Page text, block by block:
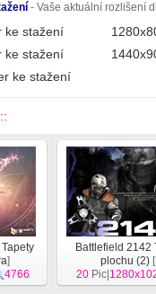
- Vaše aktuální rozlišení
ke stažení
ke stažení
ke stažení
]
4766
Battlefield 2142
plochu (2) [
20 Pic|